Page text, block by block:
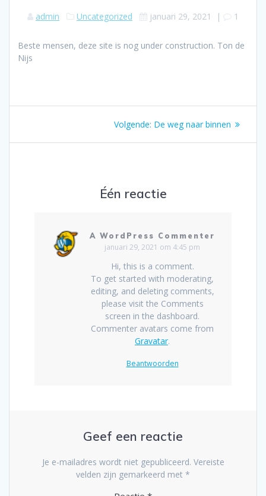
admin Uncategorized januari 29, 2021 | 1
Beste mensen, deze site is nog under construction. Ton de
Nijs
navigatie
Volgende: Volgend
De weg naar binnen
Één reactie
A WordPress Commenter
januari 29, 2021 om 4:45 pm
Hi, this is a comment.
To get started with moderating,
editing, and deleting comments,
please visit the Comments
screen in the dashboard.
Commenter avatars come from
Gravatar.
Beantwoorden
Geef een reactie
Je e-mailadres wordt niet gepubliceerd. Vereiste
velden zijn gemarkeerd met *